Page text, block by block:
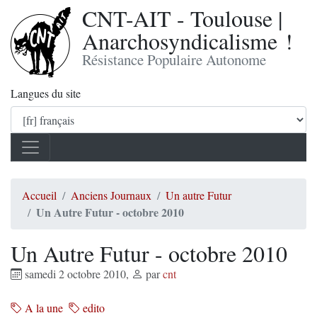
CNT-AIT - Toulouse |
Anarchosyndicalisme !
Résistance Populaire Autonome
Langues du site
Accueil Anciens Journaux Un autre Futur
Un Autre Futur - octobre 2010
Un Autre Futur - octobre 2010
samedi 2 octobre 2010, parcnt
A la une edito